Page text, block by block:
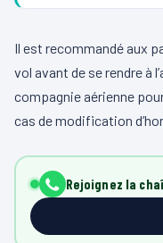
Il est recommandé aux
vol avant de se rendre à
compagnie aérienne
cas de modification
Rejoignez la